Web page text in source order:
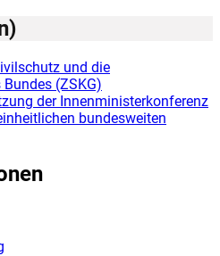
und die
(ZSKG)
der Innenministerkonferenz
bundesweiten